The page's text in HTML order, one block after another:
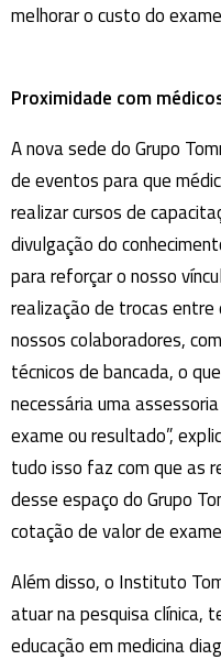
melhorar o custo do
Proximidade com
A nova sede do Grupo
de eventos para que
realizar cursos de
divulgação do
para reforçar o nosso
realização de trocas
nossos colaboradores,
técnicos de bancada, o
necessária uma
exame ou resultado”,
tudo isso faz com que as
desse espaço do Grupo
cotação de valor de
Além disso, o Instituto
atuar na pesquisa clínica,
educação em medicina